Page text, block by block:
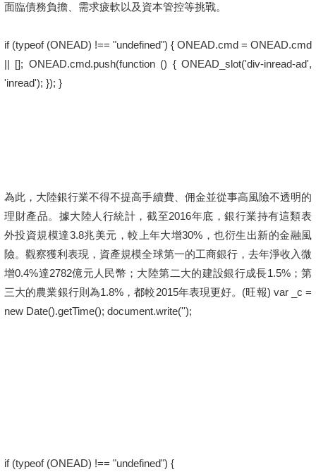
面臨債務負擔、需求疲軟以及資本管控等挑戰。
if (typeof (ONEAD) !== "undefined") { ONEAD.cmd = ONEAD.cmd
|| []; ONEAD.cmd.push(function () { ONEAD_slot('div-inread-ad',
'inread'); }); }
為此，大陸銀行業不得不提高手續費、佣金並從事高風險不透明的
理財產品。據大陸人行統計，截至2016年底，銀行業持有這類表
外投資規模達3.8兆美元，較上年大增30%，也衍生出新的金融風
險。觀察獲利表現，資產規模全球第一的工商銀行，去年淨收入微
增0.4%達2782億元人民幣；大陸第二大的建設銀行成長1.5%；第
三大的農業銀行則為1.8%，都較2015年表現更好。(旺報) var _c =
new Date().getTime(); document.write('');
if (typeof (ONEAD) !== "undefined") {